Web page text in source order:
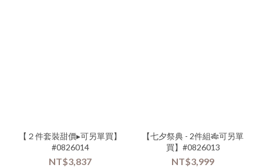
【２件套裝甜價▸可另單買】
#0826014
NT$3,837
【七夕祭典 - 2件組🎋可另單
買】#0826013
NT$3,999